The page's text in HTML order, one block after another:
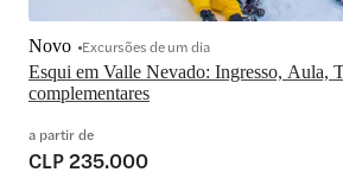
Esqui em Valle Nevado: Ingresso, Aula,
complementares
Novo Excursões de um dia
a partir de
CLP 235.000